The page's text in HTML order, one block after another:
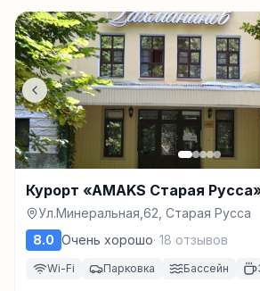
Курорт «AMAKS Старая
Ул.Минеральная,62, Старая Русса
8.0 Очень хорошо· 18 отзывов
Wi-Fi Парковка Бассейн